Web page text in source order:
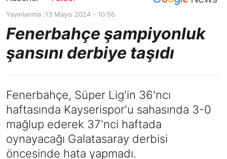
Yayınlanma :13 Mayıs 2024 - 10:56
Fenerbahçe şampiyonluk
şansını derbiye taşıdı
Fenerbahçe, Süper Lig'in 36'ncı
haftasında Kayserispor'u sahasında 3-0
mağlup ederek 37'nci haftada
oynayacağı Galatasaray derbisi
öncesinde hata yapmadı.